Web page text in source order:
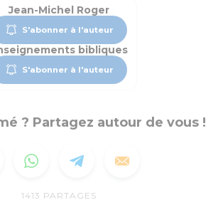
Jean-Michel Roger
S'abonner à l'auteur
bibliques
S'abonner à l'auteur
? Partagez autour de vous !
1413 PARTAGES